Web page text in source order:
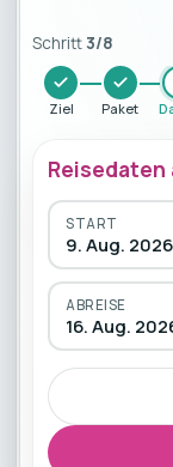
Schritt3/8
Ziel Paket
Reisedaten
START
9. Aug. 2026
ABREISE
16. Aug.